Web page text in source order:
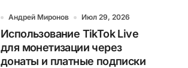
Андрей Миронов Июл 29, 2026
Использование TikTok Live
для монетизации через
донаты и платные подписки